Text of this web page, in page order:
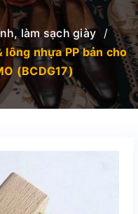
làm sạch giày /
lông nhựa PP bản cho
(BCDG17)